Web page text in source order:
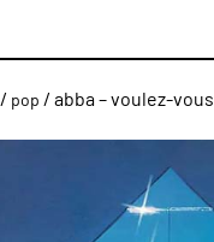
/ pop / abba – voulez-vous